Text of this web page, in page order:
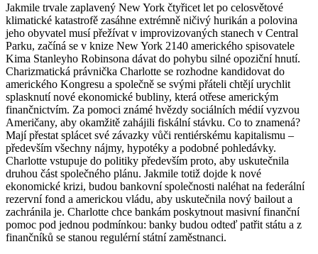
Jakmile trvale zaplavený New York čtyřicet let po celosvětové
klimatické katastrofě zasáhne extrémně ničivý hurikán a polovina
jeho obyvatel musí přežívat v improvizovaných stanech v Central
Parku, začíná se v knize New York 2140 amerického spisovatele
Kima Stanleyho Robinsona dávat do pohybu silné opoziční hnutí.
Charizmatická právnička Charlotte se rozhodne kandidovat do
amerického Kongresu a společně se svými přáteli chtějí urychlit
splasknutí nové ekonomické bubliny, která otřese americkým
finančnictvím. Za pomoci známé hvězdy sociálních médií vyzvou
Američany, aby okamžitě zahájili fiskální stávku. Co to znamená?
Mají přestat splácet své závazky vůči rentiérskému kapitalismu –
především všechny nájmy, hypotéky a podobné pohledávky.
Charlotte vstupuje do politiky především proto, aby uskutečnila
druhou část společného plánu. Jakmile totiž dojde k nové
ekonomické krizi, budou bankovní společnosti naléhat na federální
rezervní fond a americkou vládu, aby uskutečnila nový bailout a
zachránila je. Charlotte chce bankám poskytnout masivní finanční
pomoc pod jednou podmínkou: banky budou odteď patřit státu a z
finančníků se stanou regulérní státní zaměstnanci.